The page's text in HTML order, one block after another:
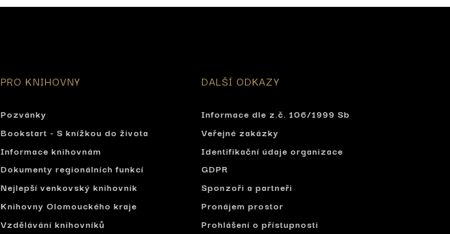
PRO KNIHOVNY
Pozvánky
Bookstart - S knížkou do života
Informace knihovnám
Dokumenty regionálních funkcí
Nejlepší venkovský knihovník
Knihovny Olomouckého kraje
Vzdělávání knihovníků
DALŠÍ ODKAZY
Informace dle z.č. 106/1999 Sb
Veřejné zakázky
Identifikační údaje organizace
GDPR
Sponzoři a partneři
Pronájem prostor
Prohlášení o přístupnosti